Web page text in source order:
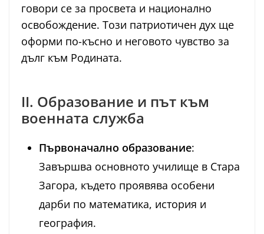
говори се за просвета и национално
освобождение. Този патриотичен дух ще
оформи по-късно и неговото чувство за
дълг към Родината.
II. Образование и път към
военната служба
Първоначално образование:
Завършва основното училище в Стара
Загора, където проявява особени
дарби по математика, история и
география.